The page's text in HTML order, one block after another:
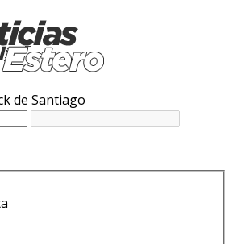
de Santiago